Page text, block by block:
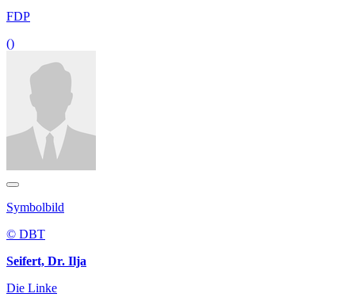
FDP
()
Symbolbild
© DBT
Seifert, Dr. Ilja
Die Linke